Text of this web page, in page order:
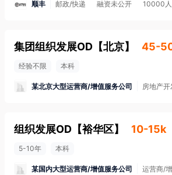
顺丰 邮政/快递 融资未公开 10000
集团组织发展OD 【北京】 45-
经验不限 本科
某北京大型运营商/增值服务公司 房地产
组织发展OD 【裕华区】 10-15k
5-10年 本科
某国内大型运营商/增值服务公司 运营商/